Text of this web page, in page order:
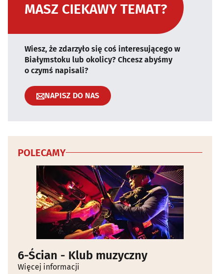
MASZ CIEKAWY TEMAT?
Wiesz, że zdarzyło się coś interesującego w
Białymstoku lub okolicy? Chcesz abyśmy
o czymś napisali?
NAPISZ DO NAS
POLECAMY
6-Ścian - Klub muzyczny
Więcej informacji